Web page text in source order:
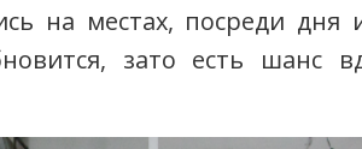
на местах, посреди
зато есть шанс